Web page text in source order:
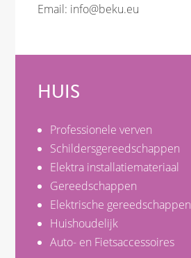
Email: info@beku.eu
HUIS
Professionele verven
Schildersgereedschappen
Elektra installatiemateriaal
Gereedschappen
Elektrische gereedschappen
Huishoudelijk
Auto- en Fietsaccessoires